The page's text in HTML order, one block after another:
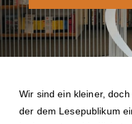
Wir sind ein kleiner,
der dem Lesepublikum